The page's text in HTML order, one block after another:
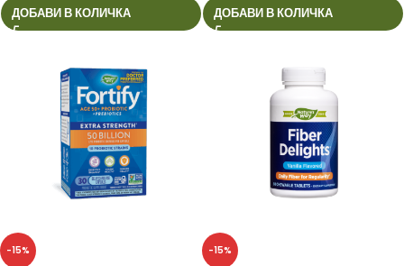
ДОБАВИ В КОЛИЧКА ДОБАВИ В КОЛИЧКА
-15% -15%